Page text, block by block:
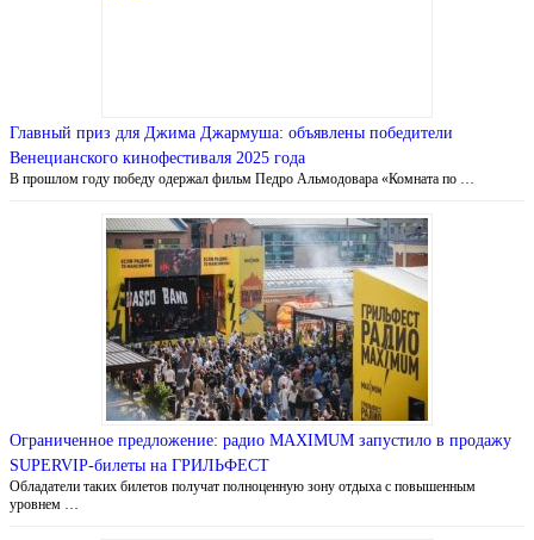
Главный приз для Джима Джармуша: объявлены победители
Венецианского кинофестиваля 2025 года
В прошлом году победу одержал фильм Педро Альмодовара «Комната по …
Ограниченное предложение: радио MAXIMUM запустило в продажу
SUPERVIP-билеты на ГРИЛЬФЕСТ
Обладатели таких билетов получат полноценную зону отдыха с повышенным
уровнем …